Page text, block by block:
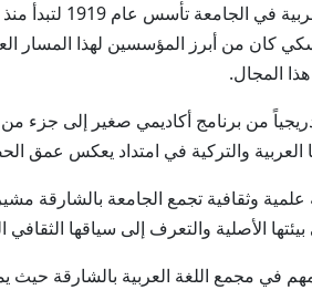
وأوضحت أن
كان من أبرز المؤسسين لهذا المسار
المجال.
من برنامج أكاديمي صغير إلى جزء
العربية والتركية في امتداد يعكس عمق
وثقافية تجمع الجامعة بالشارقة
الأصلية والتعرف إلى سياقها الثقافي
في مجمع اللغة العربية بالشارقة حيث